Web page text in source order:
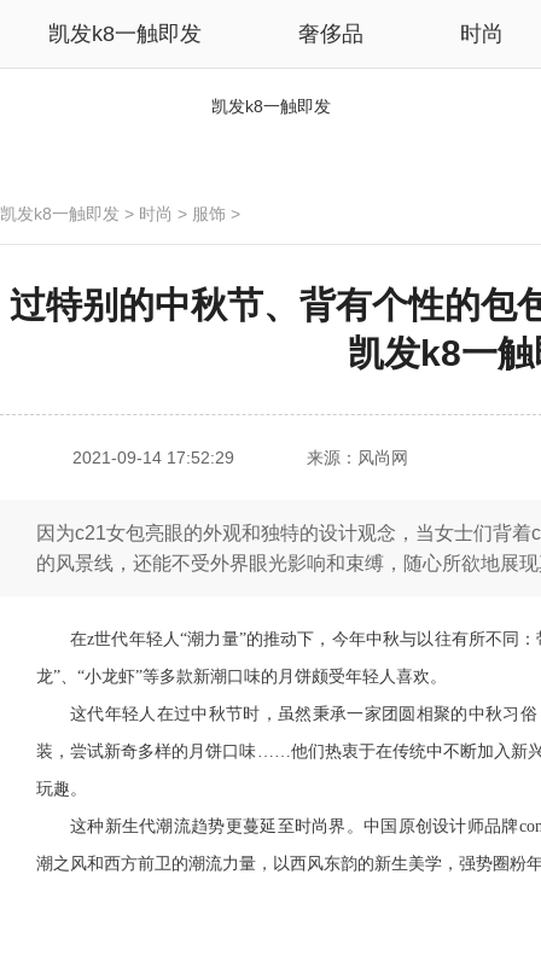
凯发k8一触即发 奢侈品 时尚
凯发k8一触即发
凯发k8一触即发 > 时尚 > 服饰 >
过特别的中秋节、背有个性的包
凯发k8一
2021-09-14 17:52:29 来源：风尚网
因为c21女包亮眼的外观和独特的设计观念，当女士们背
的风景线，还能不受外界眼光影响和束缚，随心所欲地展
在z世代年轻人“潮力量”的推动下，今年中秋与以往有所不同
龙”、“小龙虾”等多款新潮口味的月饼颇受年轻人喜欢。
这代年轻人在过中秋节时，虽然秉承一家团圆相聚的中秋习
装，尝试新奇多样的月饼口味……他们热衷于在传统中不断加入新
玩趣。
这种新生代潮流趋势更蔓延至时尚界。中国原创设计师品牌
潮之风和西方前卫的潮流力量，以西风东韵的新生美学，强势圈粉